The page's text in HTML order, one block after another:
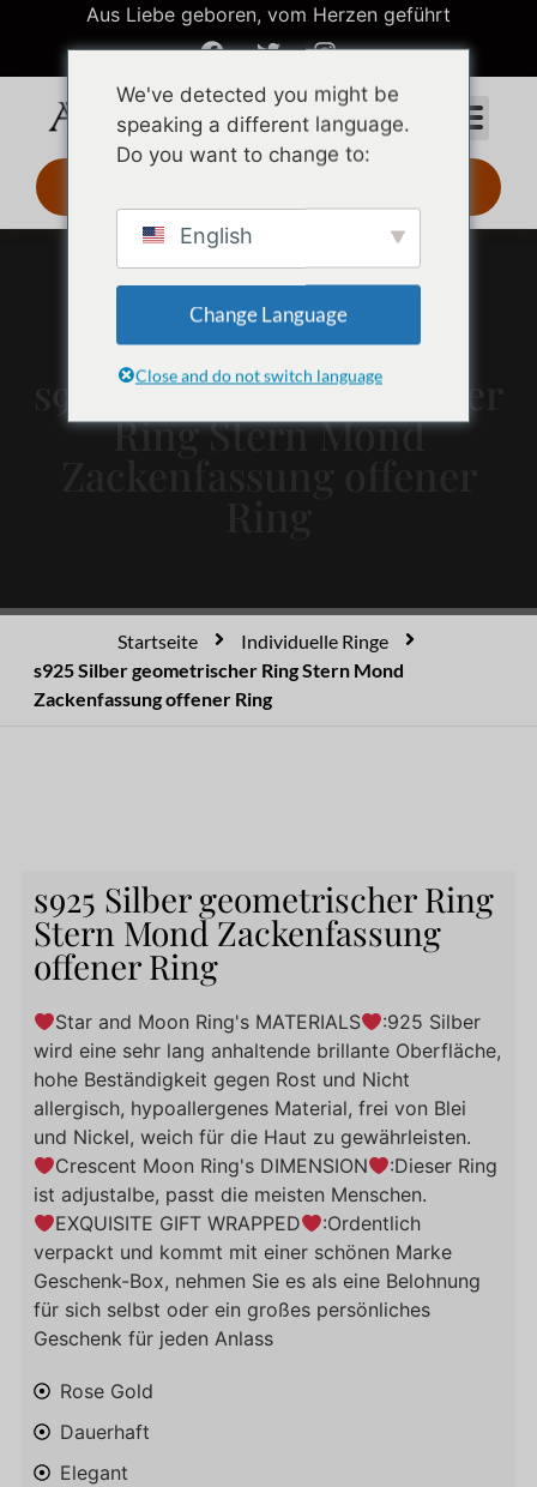
Aus Liebe geboren, vom Herzen geführt
s925 Silber geometrischer
Ring Stern Mond
Startseite
Individuelle Ringe
s925 Silber geometrischer Ring Stern Mond
Zackenfassung offener Ring
s925 Silber geometrischer Ring
Stern Mond Zackenfassung
offener Ring
Star and Moon Ring's MATERIALS
:925 Silber
wird eine sehr lang anhaltende brillante Oberfläche,
hohe Beständigkeit gegen Rost und Nicht
allergisch, hypoallergenes Material, frei von Blei
und Nickel, weich für die Haut zu gewährleisten.
Crescent Moon Ring's DIMENSION
:Dieser Ring
ist adjustalbe, passt die meisten Menschen.
EXQUISITE GIFT WRAPPED
:Ordentlich
verpackt und kommt mit einer schönen Marke
Geschenk-Box, nehmen Sie es als eine Belohnung
für sich selbst oder ein großes persönliches
Geschenk für jeden Anlass
Rose Gold
Dauerhaft
Elegant
We've detected you might be
speaking a different language.
Do you want to change to:
English
Change Language
Close and do not switch language